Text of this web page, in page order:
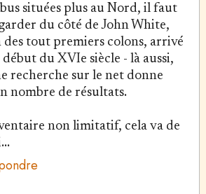
situées plus au Nord, il faut
du côté de John White,
des tout premiers colons, arrivé
début du XVIe siècle - là aussi,
recherche sur le net donne
nombre de résultats.
non limitatif, cela va de